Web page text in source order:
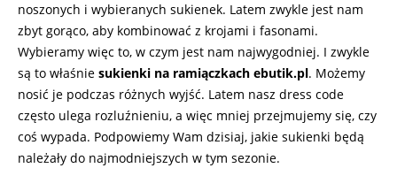
noszonych i wybieranych sukienek. Latem zwykle jest nam
zbyt gorąco, aby kombinować z krojami i fasonami.
Wybieramy więc to, w czym jest nam najwygodniej. I zwykle
są to właśnie sukienki na ramiączkach ebutik.pl. Możemy
nosić je podczas różnych wyjść. Latem nasz dress code
często ulega rozluźnieniu, a więc mniej przejmujemy się, czy
coś wypada. Podpowiemy Wam dzisiaj, jakie sukienki będą
należały do najmodniejszych w tym sezonie.